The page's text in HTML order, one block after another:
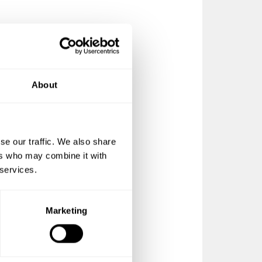
About
our traffic. We also share
who may combine it with
Marketing